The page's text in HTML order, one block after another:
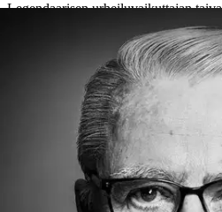
Legendaarisen urheiluvaikuttajan
Kummola on vaikuttanut
kauemmin kuin kukaan. Hän on
mukaisesti. Kale on jättänyt
televisio- ja viihdebisnekseen sekä
Kummola tyhjentää siekailematta
Teos paljastaa myös rautakanslerin
Kummolan, joka yltyy laulamaan
vaikuttanut varsinkin jääkiekkoilun
maailmalla seitsemällä
tuotekuvausta